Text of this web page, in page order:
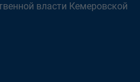
власти Кемеровской